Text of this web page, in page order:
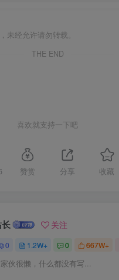
未经允许请勿转载。
THE END
喜欢就支持一下吧
赞赏 分享 收藏
关注
0 1.2W+ 0 667W+
伙很懒，什么都没有写...